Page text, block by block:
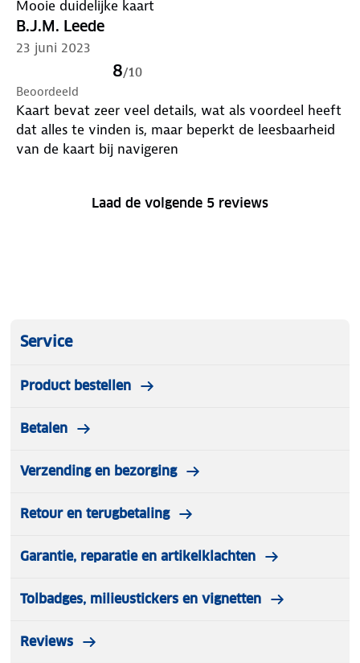
Mooie duidelijke kaart
B.J.M. Leede
23 juni 2023
8/10
Beoordeeld
Kaart bevat zeer veel details, wat als voordeel heeft
dat alles te vinden is, maar beperkt de leesbaarheid
van de kaart bij navigeren
Laad de volgende 5 reviews
Service
Product bestellen
Betalen
Verzending en bezorging
Retour en terugbetaling
Garantie, reparatie en artikelklachten
Tolbadges, milieustickers en vignetten
Reviews